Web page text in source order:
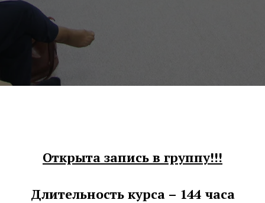
Открыта запись в группу!!!
Длительность курса – 144 часа